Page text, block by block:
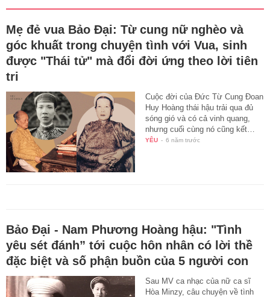
Mẹ đẻ vua Bảo Đại: Từ cung nữ nghèo và
góc khuất trong chuyện tình với Vua, sinh
được "Thái tử" mà đổi đời ứng theo lời tiên
tri
Cuộc đời của Đức Từ Cung Đoan
Huy Hoàng thái hậu trải qua đủ
sóng gió và có cả vinh quang,
nhưng cuối cùng nó cũng kết…
YÊU - 6 năm trước
Bảo Đại - Nam Phương Hoàng hậu: "Tình
yêu sét đánh” tới cuộc hôn nhân có lời thề
đặc biệt và số phận buồn của 5 người con
Sau MV ca nhạc của nữ ca sĩ
Hòa Minzy, câu chuyện về tình